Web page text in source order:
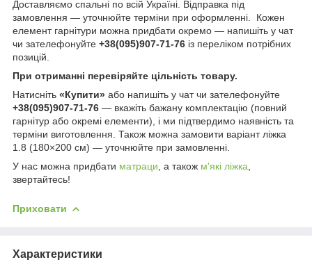
Доставляємо спальні по всій Україні. Відправка під
замовлення — уточнюйте терміни при оформленні. Кожен
елемент гарнітури можна придбати окремо — напишіть у чат
чи зателефонуйте +38(095)907-71-76 із переліком потрібних
позицій.
При отриманні перевіряйте цільність товару.
Натисніть «Купити» або напишіть у чат чи зателефонуйте
+38(095)907-71-76 — вкажіть бажану комплектацію (повний
гарнітур або окремі елементи), і ми підтвердимо наявність та
терміни виготовлення. Також можна замовити варіант ліжка
1.8 (180×200 см) — уточнюйте при замовленні.
У нас можна придбати матраци , а також м'які ліжка
звертайтесь!
Приховати
Характеристики